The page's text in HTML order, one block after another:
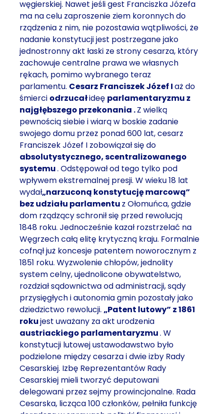
węgierskiej. Nawet jeśli gest Franciszka Józefa
ma na celu zaproszenie ziem koronnych do
rządzenia z nim, nie pozostawia wątpliwości, że
nadanie konstytucji jest postrzegane jako
jednostronny akt łaski ze strony cesarza, który
zachowuje centralne prawa we własnych
rękach, pomimo wybranego teraz
parlamentu. Cesarz Franciszek Józef Iaż do
śmierci odrzucałideę parlamentaryzmu z
najgłębszego przekonania .Z wielką
pewnością siebie i wiarą w boskie zadanie
swojego domu przez ponad 600 lat, cesarz
Franciszek Józef I zobowiązał się do
absolutystycznego, scentralizowanego
systemu. Odstępował od tego tylko pod
wpływem ekstremalnej presji. W wieku 18 lat
wydał„narzuconą konstytucję marcową”
bez udziału parlamentu z Ołomuńca, gdzie
dom rządzący schronił się przed rewolucją
1848 roku. Jednocześnie kazał rozstrzelać na
Węgrzech całą elitę krytyczną kraju. Formalnie
cofnął już koncesje patentem noworocznym z
1851 roku. Wyzwolenie chłopów, jednolity
system celny, ujednolicone obywatelstwo,
rozdział sądownictwa od administracji, sądy
przysięgłych i autonomia gmin pozostały jako
dziedzictwo rewolucji. „Patent lutowy” z 1861
rokujest uważany za akt urodzenia
austriackiego parlamentaryzmu. W
konstytucji lutowej ustawodawstwo było
podzielone między cesarza i dwie izby Rady
Cesarskiej. Izbę Reprezentantów Rady
Cesarskiej mieli tworzyć deputowani
delegowani przez sejmy prowincjonalne. Rada
Cesarska, licząca 100 członków, pełniła funkcję